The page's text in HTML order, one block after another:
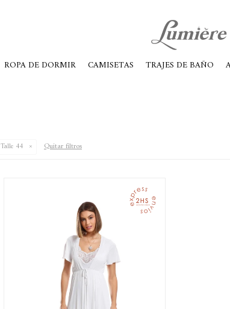
ROPA DE DORMIR CAMISETAS TRAJES DE BAÑO
Talle 44 Quitar filtros